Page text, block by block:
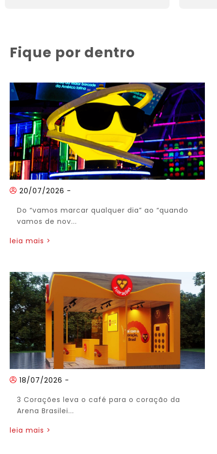
Fique por dentro
20/07/2026 -
Do “vamos marcar qualquer dia” ao “quando
vamos de nov...
leia mais >
18/07/2026 -
3 Corações leva o café para o coração da
Arena Brasilei...
leia mais >